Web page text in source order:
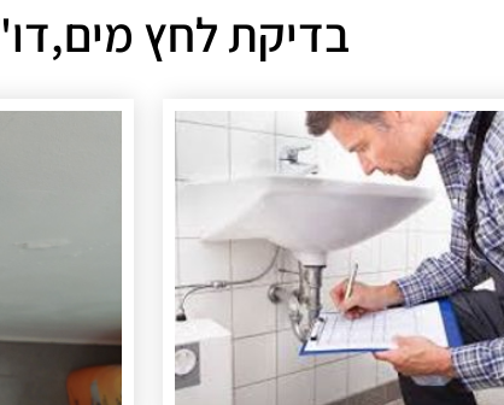
בדיקת לחץ